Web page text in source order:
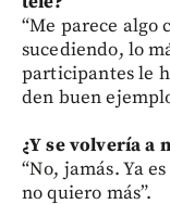
“Me parece algo
sucediendo, lo
participantes le
den buen
¿Y se volvería a
“No, jamás. Ya
no quiero más”.